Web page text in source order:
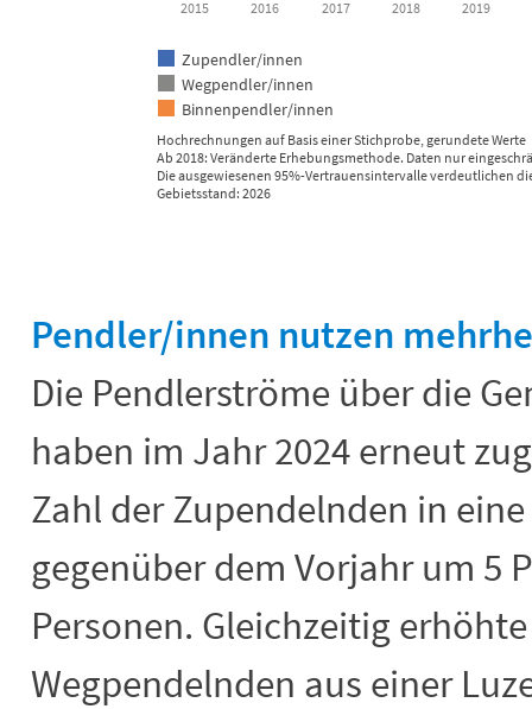
Hochrechnungen auf Basis einer Stichprobe, gerundete Werte
Ab 2018: Veränderte Erhebungsmethode. Daten nur
Die ausgewiesenen 95%-Vertrauensintervalle verdeutlichen
Gebietsstand: 2026
Zupendler/innen
Wegpendler/innen
Binnenpendler/innen
2015 2016 2017 2018 2019
Pendler/innen nutzen
Die Pendlerströme über die
haben im Jahr 2024 erneut
Zahl der Zupendelnden in
gegenüber dem Vorjahr um 5
Personen. Gleichzeitig
Wegpendelnden aus einer